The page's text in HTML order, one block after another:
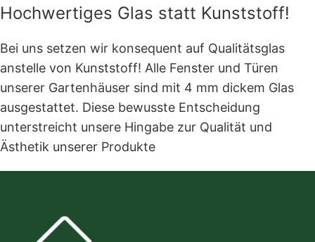
Hochwertiges Glas statt Kunststoff!
Bei uns setzen wir konsequent auf Qualitätsglas
anstelle von Kunststoff! Alle Fenster und Türen
unserer Gartenhäuser sind mit 4 mm dickem Glas
ausgestattet. Diese bewusste Entscheidung
unterstreicht unsere Hingabe zur Qualität und
Ästhetik unserer Produkte